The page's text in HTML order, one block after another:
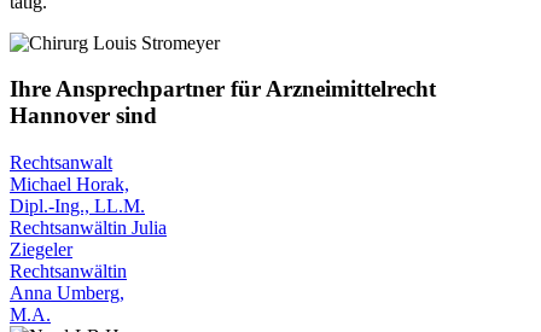
Ihre Ansprechpartner für Arzneimittelrecht
Hannover sind
Rechtsanwalt
Michael Horak,
Dipl.-Ing., LL.M.
Rechtsanwältin Julia
Ziegeler
Rechtsanwältin
Anna Umberg,
M.A.